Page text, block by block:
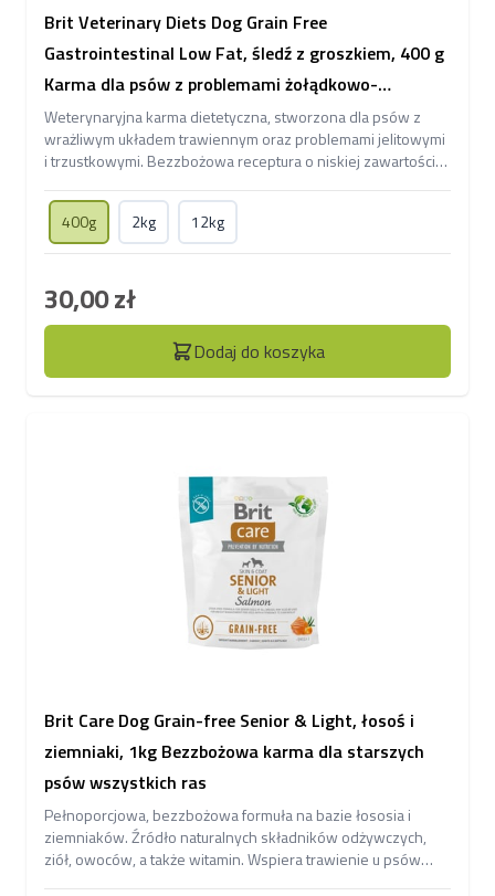
Brit Veterinary Diets Dog Grain Free
Gastrointestinal Low Fat, śledź z groszkiem, 400 g
Karma dla psów z problemami żołądkowo-
jelitowymi o obniżonej zawartości tłuszczu
Weterynaryjna karma dietetyczna, stworzona dla psów z
wrażliwym układem trawiennym oraz problemami jelitowymi
i trzustkowymi. Bezzbożowa receptura o niskiej zawartości
400g
2kg 12kg
30,00 zł
Dodaj do koszyka
Brit Care Dog Grain-free Senior & Light, łosoś i
ziemniaki, 1kg Bezzbożowa karma dla starszych
psów wszystkich ras
Pełnoporcjowa, bezzbożowa formuła na bazie łososia i
ziemniaków. Źródło naturalnych składników odżywczych,
ziół, owoców, a także witamin. Wspiera trawienie u psów